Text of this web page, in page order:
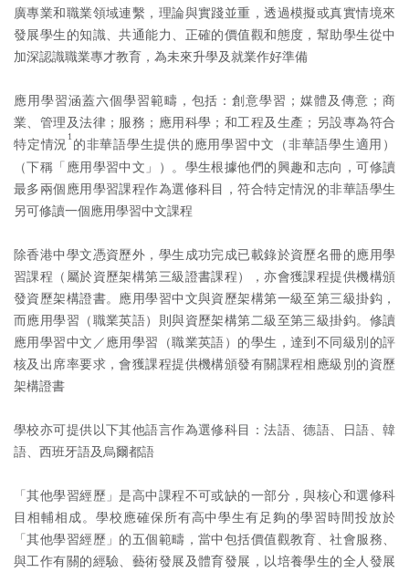
廣專業和職業領域連繫，理論與實踐並重，透過模擬或真實情境來
發展學生的知識、共通能力、正確的價值觀和態度，幫助學生從中
加深認識職業專才教育，為未來升學及就業作好準備
應用學習涵蓋六個學習範疇，包括：創意學習；媒體及傳意；商
業、管理及法律；服務；應用科學；和工程及生產；另設專為符合
特定情況
1
的非華語學生提供的應用學習中文（非華語學生適用）
（下稱「應用學習中文」）。學生根據他們的興趣和志向，可修讀
最多兩個應用學習課程作為選修科目，符合特定情況的非華語學生
另可修讀一個應用學習中文課程
除香港中學文憑資歷外，學生成功完成已載錄於資歷名冊的應用學
習課程（屬於資歷架構第三級證書課程），亦會獲課程提供機構頒
發資歷架構證書。應用學習中文與資歷架構第一級至第三級掛鈎，
而應用學習（職業英語）則與資歷架構第二級至第三級掛鈎。修讀
應用學習中文／應用學習（職業英語）的學生，達到不同級別的評
核及出席率要求，會獲課程提供機構頒發有關課程相應級別的資歷
架構證書
學校亦可提供以下其他語言作為選修科目：法語、德語、日語、韓
語、西班牙語及烏爾都語
「其他學習經歷」是高中課程不可或缺的一部分，與核心和選修科
目相輔相成。學校應確保所有高中學生有足夠的學習時間投放於
「其他學習經歷」的五個範疇，當中包括價值觀教育、社會服務、
與工作有關的經驗、藝術發展及體育發展，以培養學生的全人發展